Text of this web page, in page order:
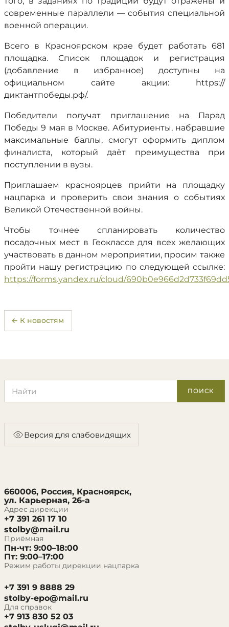
современные параллели — события специальной
военной операции.
Всего в Красноярском крае будет работать 681
площадка. Список площадок и регистрация
(добавление в избранное) доступны на
официальном сайте акции: https://
диктантпобеды.рф/.
Победители получат приглашение на Парад
Победы 9 мая в Москве. Абитуриенты, набравшие
максимальные баллы, смогут оформить диплом
финалиста, который даёт преимущества при
поступлении в вузы.
Приглашаем красноярцев прийти на площадку
нацпарка и проверить свои знания о событиях
Великой Отечественной войны.
Чтобы точнее спланировать количество
посадочных мест в Геоклассе для всех желающих
участвовать в данном мероприятии, просим также
пройти нашу регистрацию по следующей ссылке:
https://forms.yandex.ru/cloud/
← К новостям
ПОИСК
Версия для слабовидящих
660006, Россия, Красноярск,
ул. Карьерная, 26-а
Адрес дирекции
+7 391 261 17 10
stolby@mail.ru
Приёмная
Пн-чт: 9:00–18:00
Пт: 9:00–17:00
Режим работы дирекции нацпарка
+7 391 9 8888 29
stolby-epo@mail.ru
Для справок
+7 913 830 52 03